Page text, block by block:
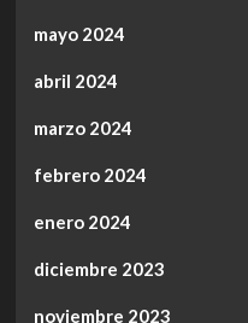
mayo 2024
abril 2024
marzo 2024
febrero 2024
enero 2024
diciembre 2023
noviembre 2023